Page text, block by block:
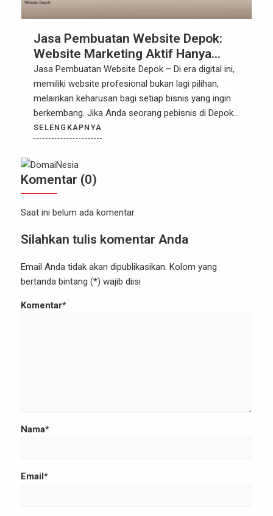
Jasa Pembuatan Website Depok:
Website Marketing Aktif Hanya
Dengan 5jt
Jasa Pembuatan Website Depok – Di era digital ini,
memiliki website profesional bukan lagi pilihan,
melainkan keharusan bagi setiap bisnis yang ingin
berkembang. Jika Anda seorang pebisnis di Depok,
Bogor, dan sekitarnya, dan sedang mencari jasa
pembuatan website Depok yang tidak hanya
tempat yang tepat! Kami hadir untuk membantu
Anda membangun kehadiran online yang […]
SELENGKAPNYA
Komentar (0)
Saat ini belum ada komentar
Silahkan tulis komentar Anda
Email Anda tidak akan dipublikasikan. Kolom yang
bertanda bintang (*) wajib diisi
Komentar*
Nama*
Email*